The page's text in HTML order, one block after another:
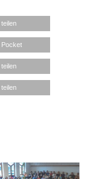
teilen
Pocket
teilen
teilen